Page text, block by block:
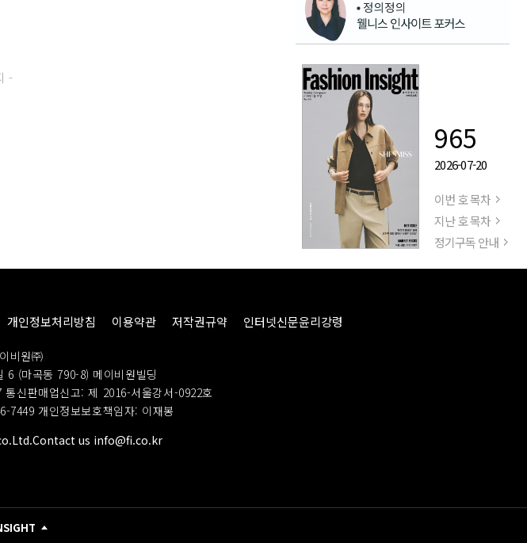
-
965
2026-07-20
이번 호 목차
지난 호 목차
정기구독 안내
개인정보처리방침 이용약관 저작권규약 인터넷신문윤리강령
비원㈜
6 (마곡동 790-8) 메이비원빌딩
통신판매업신고: 제 2016-서울강서-0922호
7449 개인정보보호책임자: 이재봉
us info@fi.co.kr